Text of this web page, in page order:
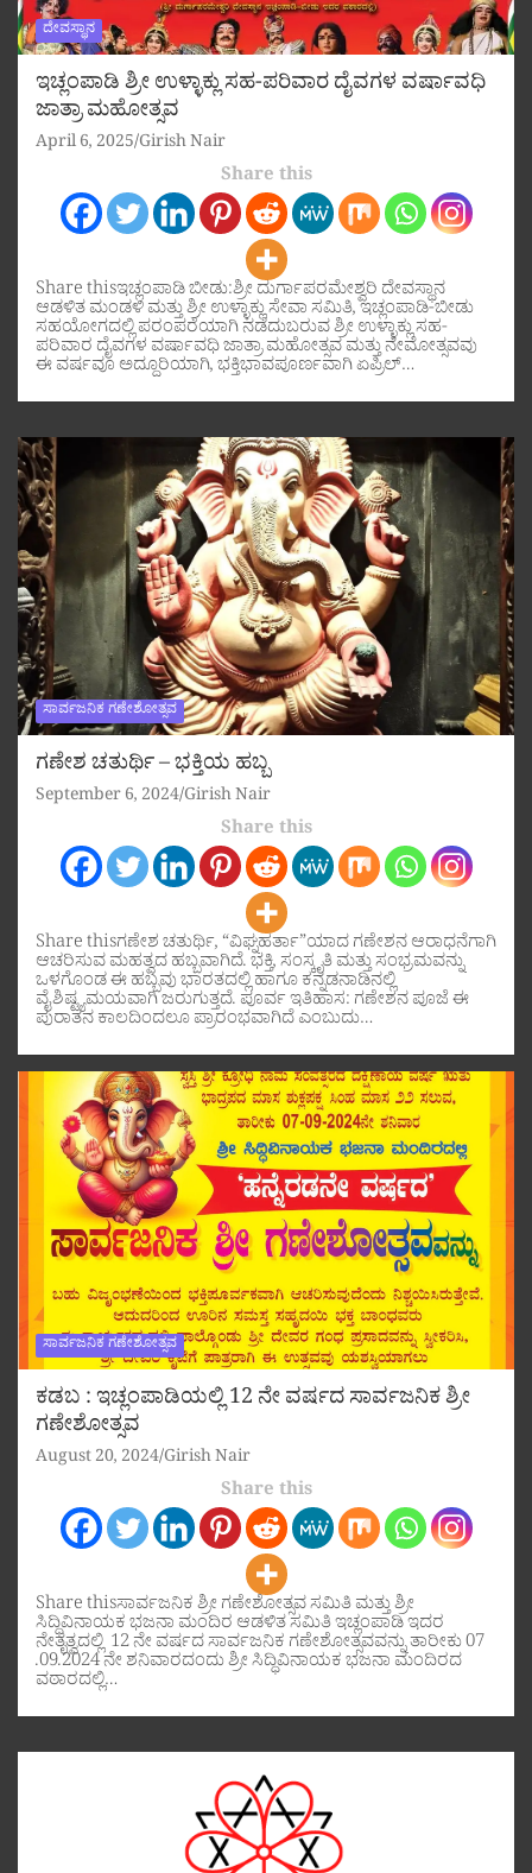
ದೇವಸ್ಥಾನ
ಇಚ್ಲಂಪಾಡಿ ಶ್ರೀ ಉಳ್ಳಾಕ್ಲು ಸಹ-ಪರಿವಾರ ದೈವಗಳ ವರ್ಷಾವಧಿ
ಜಾತ್ರಾ ಮಹೋತ್ಸವ
April 6, 2025 Girish Nair
Share this
Share thisಇಚ್ಲಂಪಾಡಿ ಬೀಡು:ಶ್ರೀ ದುರ್ಗಾಪರಮೇಶ್ವರಿ ದೇವಸ್ಥಾನ
ಆಡಳಿತ ಮಂಡಳಿ ಮತ್ತು ಶ್ರೀ ಉಳ್ಳಾಕ್ಲು ಸೇವಾ ಸಮಿತಿ, ಇಚ್ಲಂಪಾಡಿ-ಬೀಡು
ಸಹಯೋಗದಲ್ಲಿ ಪರಂಪರೆಯಾಗಿ ನಡೆದುಬರುವ ಶ್ರೀ ಉಳ್ಳಾಕ್ಲು ಸಹ-
ಪರಿವಾರ ದೈವಗಳ ವರ್ಷಾವಧಿ ಜಾತ್ರಾ ಮಹೋತ್ಸವ ಮತ್ತು ನೇಮೋತ್ಸವವು
ಈ ವರ್ಷವೂ ಅದ್ದೂರಿಯಾಗಿ, ಭಕ್ತಿಭಾವಪೂರ್ಣವಾಗಿ ಏಪ್ರಿಲ್…
ಸಾರ್ವಜನಿಕ ಗಣೇಶೋತ್ಸವ
ಗಣೇಶ ಚತುರ್ಥಿ – ಭಕ್ತಿಯ ಹಬ್ಬ
September 6, 2024 Girish Nair
Share this
Share thisಗಣೇಶ ಚತುರ್ಥಿ, “ವಿಘ್ನಹರ್ತಾ”ಯಾದ ಗಣೇಶನ ಆರಾಧನೆಗಾಗಿ
ಆಚರಿಸುವ ಮಹತ್ವದ ಹಬ್ಬವಾಗಿದೆ. ಭಕ್ತಿ, ಸಂಸ್ಕೃತಿ ಮತ್ತು ಸಂಭ್ರಮವನ್ನು
ಒಳಗೊಂಡ ಈ ಹಬ್ಬವು ಭಾರತದಲ್ಲಿ ಹಾಗೂ ಕನ್ನಡನಾಡಿನಲ್ಲಿ
ವೈಶಿಷ್ಟ್ಯಮಯವಾಗಿ ಜರುಗುತ್ತದೆ. ಪೂರ್ವ ಇತಿಹಾಸ: ಗಣೇಶನ ಪೂಜೆ ಈ
ಪುರಾತನ ಕಾಲದಿಂದಲೂ ಪ್ರಾರಂಭವಾಗಿದೆ ಎಂಬುದು…
ಸಾರ್ವಜನಿಕ ಗಣೇಶೋತ್ಸವ
ಕಡಬ : ಇಚ್ಲಂಪಾಡಿಯಲ್ಲಿ 12 ನೇ ವರ್ಷದ ಸಾರ್ವಜನಿಕ ಶ್ರೀ
ಗಣೇಶೋತ್ಸವ
August 20, 2024 Girish Nair
Share this
Share thisಸಾರ್ವಜನಿಕ ಶ್ರೀ ಗಣೇಶೋತ್ಸವ ಸಮಿತಿ ಮತ್ತು ಶ್ರೀ
ಸಿದ್ಧಿವಿನಾಯಕ ಭಜನಾ ಮಂದಿರ ಆಡಳಿತ ಸಮಿತಿ ಇಚ್ಲಂಪಾಡಿ ಇದರ
ನೇತೃತ್ವದಲ್ಲಿ 12 ನೇ ವರ್ಷದ ಸಾರ್ವಜನಿಕ ಗಣೇಶೋತ್ಸವವನ್ನು ತಾರೀಕು 07
.09.2024 ನೇ ಶನಿವಾರದಂದು ಶ್ರೀ ಸಿದ್ಧಿವಿನಾಯಕ ಭಜನಾ ಮಂದಿರದ
ವಠಾರದಲ್ಲಿ…